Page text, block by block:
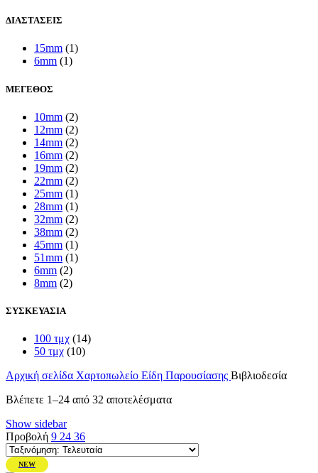
ΔΙΑΣΤΑΣΕΙΣ
15mm (1)
6mm (1)
ΜΕΓΕΘΟΣ
10mm (2)
12mm (2)
14mm (2)
16mm (2)
19mm (2)
22mm (2)
25mm (1)
28mm (1)
32mm (2)
38mm (2)
45mm (1)
51mm (1)
6mm (2)
8mm (2)
ΣΥΣΚΕΥΑΣΙΑ
100 τμχ (14)
50 τμχ (10)
Αρχική σελίδα Χαρτοπωλείο Είδη Παρουσίασης Βιβλιοδεσία
Βλέπετε 1–24 από 32 αποτελέσματαSorted
Show sidebar
Προβολή 9 24 36
NEW